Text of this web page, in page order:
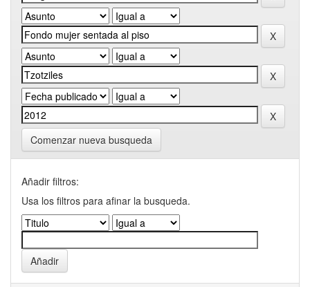
Comenzar nueva busqueda
Añadir filtros:
Usa los filtros para afinar la busqueda.